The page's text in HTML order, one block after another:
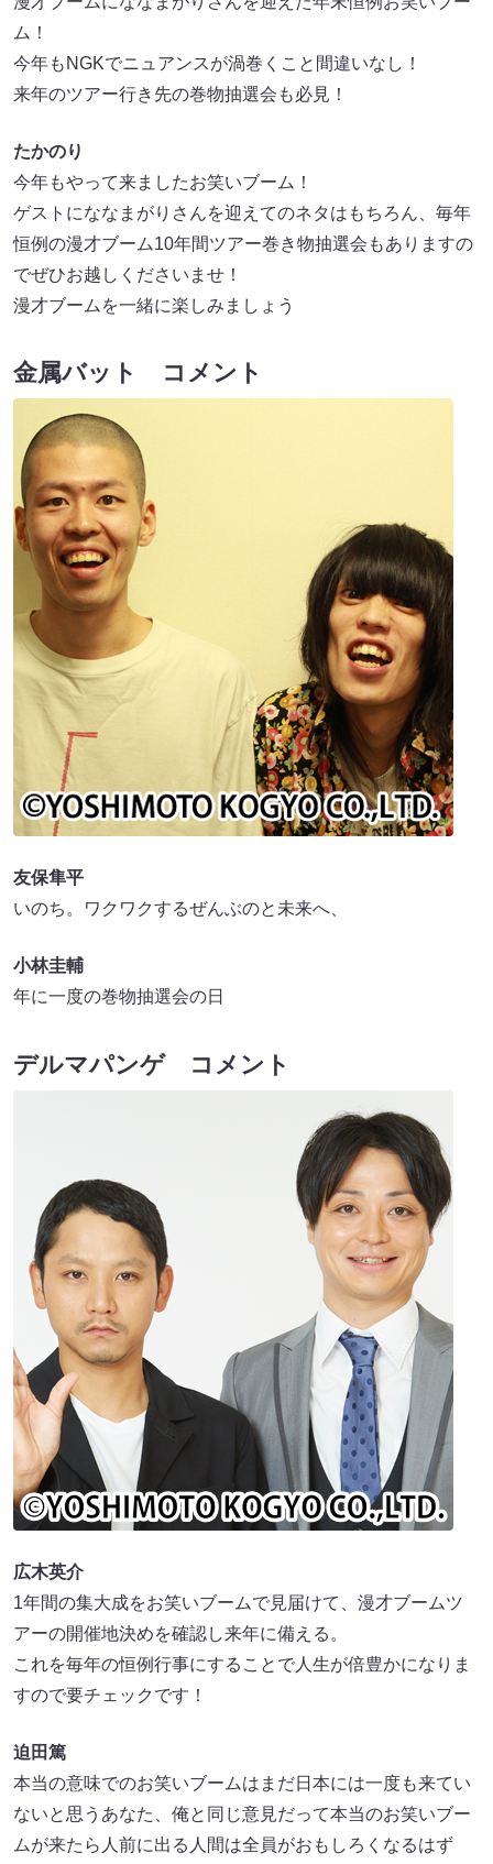
ム！
今年もNGKでニュアンスが渦巻くこと間違いなし！
来年のツアー行き先の巻物抽選会も必見！
たかのり
今年もやって来ましたお笑いブーム！
ゲストにななまがりさんを迎えてのネタはもちろん、毎年
恒例の漫才ブーム10年間ツアー巻き物抽選会もありますの
でぜひお越しくださいませ！
漫才ブームを一緒に楽しみましょう
金属バット コメント
友保隼平
いのち。ワクワクするぜんぶのと未来へ、
小林圭輔
年に一度の巻物抽選会の日
デルマパンゲ コメント
広木英介
1年間の集大成をお笑いブームで見届けて、漫才ブームツ
アーの開催地決めを確認し来年に備える。
これを毎年の恒例行事にすることで人生が倍豊かになりま
すので要チェックです！
迫田篤
本当の意味でのお笑いブームはまだ日本には一度も来てい
ないと思うあなた、俺と同じ意見だって本当のお笑いブー
ムが来たら人前に出る人間は全員がおもしろくなるはず